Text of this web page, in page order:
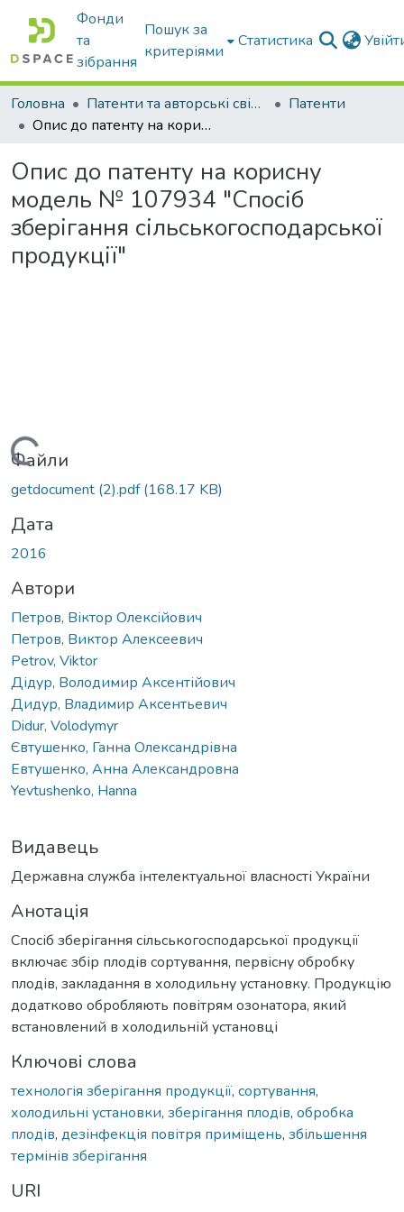
Фонди
та
зібрання
Пошук за
критеріями
Статистика
Головна Патенти та авторські свідоцтва
Патенти
Опис до патенту на корисну модель № 107934 "Спосіб зберігання сільськогосподарської продукції"
Опис до патенту на корисну
модель № 107934 "Спосіб
зберігання сільськогосподарської
продукції"
Вантажиться...
Файли
getdocument (2).pdf(168.17 KB)
Дата
2016
Автори
Петров, Віктор Олексійович
Петров, Виктор Алексеевич
Petrov, Viktor
Дідур, Володимир Аксентійович
Дидур, Владимир Аксентьевич
Didur, Volodymyr
Євтушенко, Ганна Олександрівна
Евтушенко, Анна Александровна
Yevtushenko, Hanna
Видавець
Державна служба інтелектуальної власності України
Анотація
Спосіб зберігання сільськогосподарської продукції
включає збір плодів сортування, первісну обробку
плодів, закладання в холодильну установку. Продукцію
додатково обробляють повітрям озонатора, який
встановлений в холодильній установці
Ключові слова
технологія зберігання продукції, сортування,
холодильні установки, зберігання плодів, обробка
плодів, дезінфекція повітря приміщень, збільшення
термінів зберігання
URI